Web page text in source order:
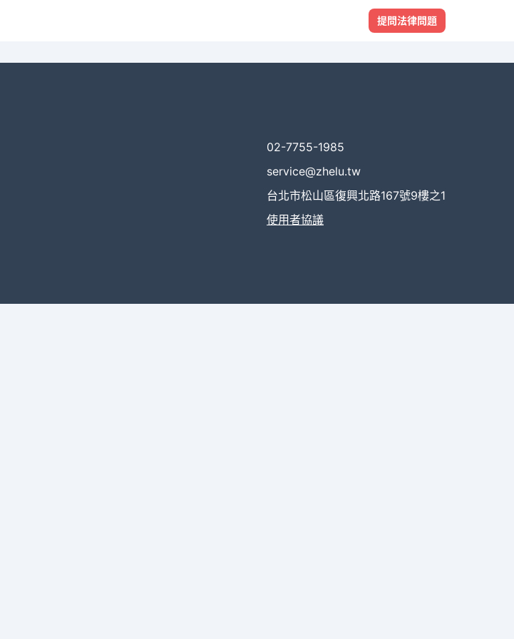
提問法律問題
02-7755-1985
service@zhelu.tw
台北市松山區復興北路167號9樓之1
使用者協議